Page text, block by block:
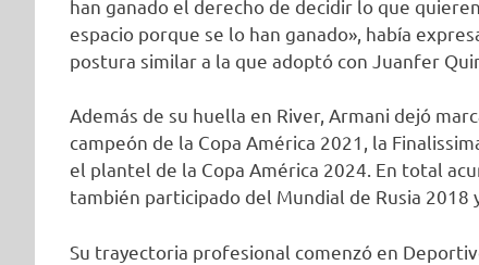
han ganado el derecho de decidir lo que
espacio porque se lo han ganado», había
postura similar a la que adoptó con Juanfer
Además de su huella en River, Armani dejó
campeón de la Copa América 2021, la
el plantel de la Copa América 2024. En total
también participado del Mundial de Rusia 2018
Su trayectoria profesional comenzó en